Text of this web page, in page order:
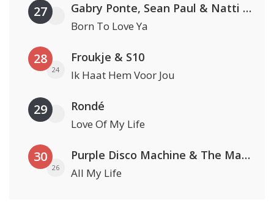
27 Gabry Ponte, Sean Paul & Natti Natasha
Born To Love Ya
28
24
Froukje & S10
Ik Haat Hem Voor Jou
29 Rondé
Love Of My Life
30
26
Purple Disco Machine & The Magician
All My Life